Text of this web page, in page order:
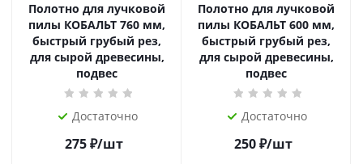
Полотно для лучковой
пилы КОБАЛЬТ 760 мм,
быстрый грубый рез,
для сырой древесины,
подвес
Достаточно
275₽/шт
Полотно для лучковой
пилы КОБАЛЬТ 600 мм,
быстрый грубый рез,
для сырой древесины,
подвес
Достаточно
250₽/шт